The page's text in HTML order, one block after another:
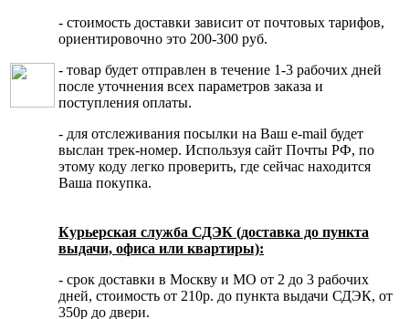
- стоимость доставки зависит от почтовых тарифов,
ориентировочно это 200-300 руб.
- товар будет отправлен в течение 1-3 рабочих дней
после уточнения всех параметров заказа и
поступления оплаты.
- для отслеживания посылки на Ваш e-mail будет
выслан трек-номер. Используя сайт Почты РФ, по
этому коду легко проверить, где сейчас находится
Ваша покупка.
Курьерская служба СДЭК (доставка до пункта
выдачи, офиса или квартиры):
- срок доставки в Москву и МО от 2 до 3 рабочих
дней, стоимость от 210р. до пункта выдачи СДЭК, от
350р до двери.